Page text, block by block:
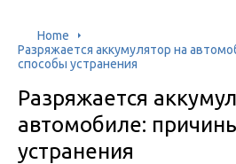
Home
Разряжается аккумулятор на
способы устранения
Разряжается
автомобиле:
устранения